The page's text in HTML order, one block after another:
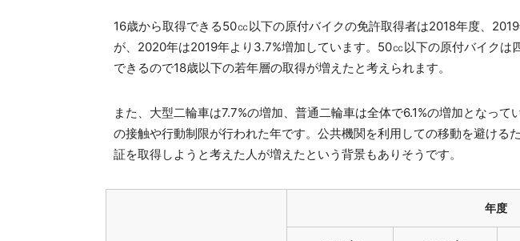
16歳から取得できる50㏄以下の原付バイクの免許取得者は2018年度、
が、2020年は2019年より3.7%増加しています。50㏄以下の原付バイクは
できるので18歳以下の若年層の取得が増えたと考えられます。
また、大型二輪車は7.7%の増加、普通二輪車は全体で6.1%の増加となっ
の接触や行動制限が行われた年です。公共機関を利用しての移動を避ける
証を取得しようと考えた人が増えたという背景もありそうです。
年度